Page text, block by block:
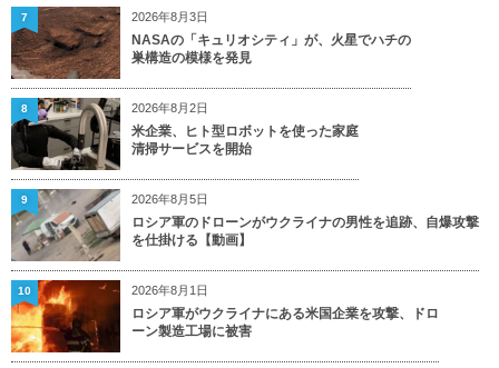
2026年8月3日
NASAの「キュリオシティ」が、火星でハチの
巣構造の模様を発見
7
2026年8月2日
米企業、ヒト型ロボットを使った家庭
清掃サービスを開始
8
2026年8月5日
ロシア軍のドローンがウクライナの男性を追跡、自爆攻撃
を仕掛ける【動画】
9
2026年8月1日
ロシア軍がウクライナにある米国企業を攻撃、ドロ
ーン製造工場に被害
10